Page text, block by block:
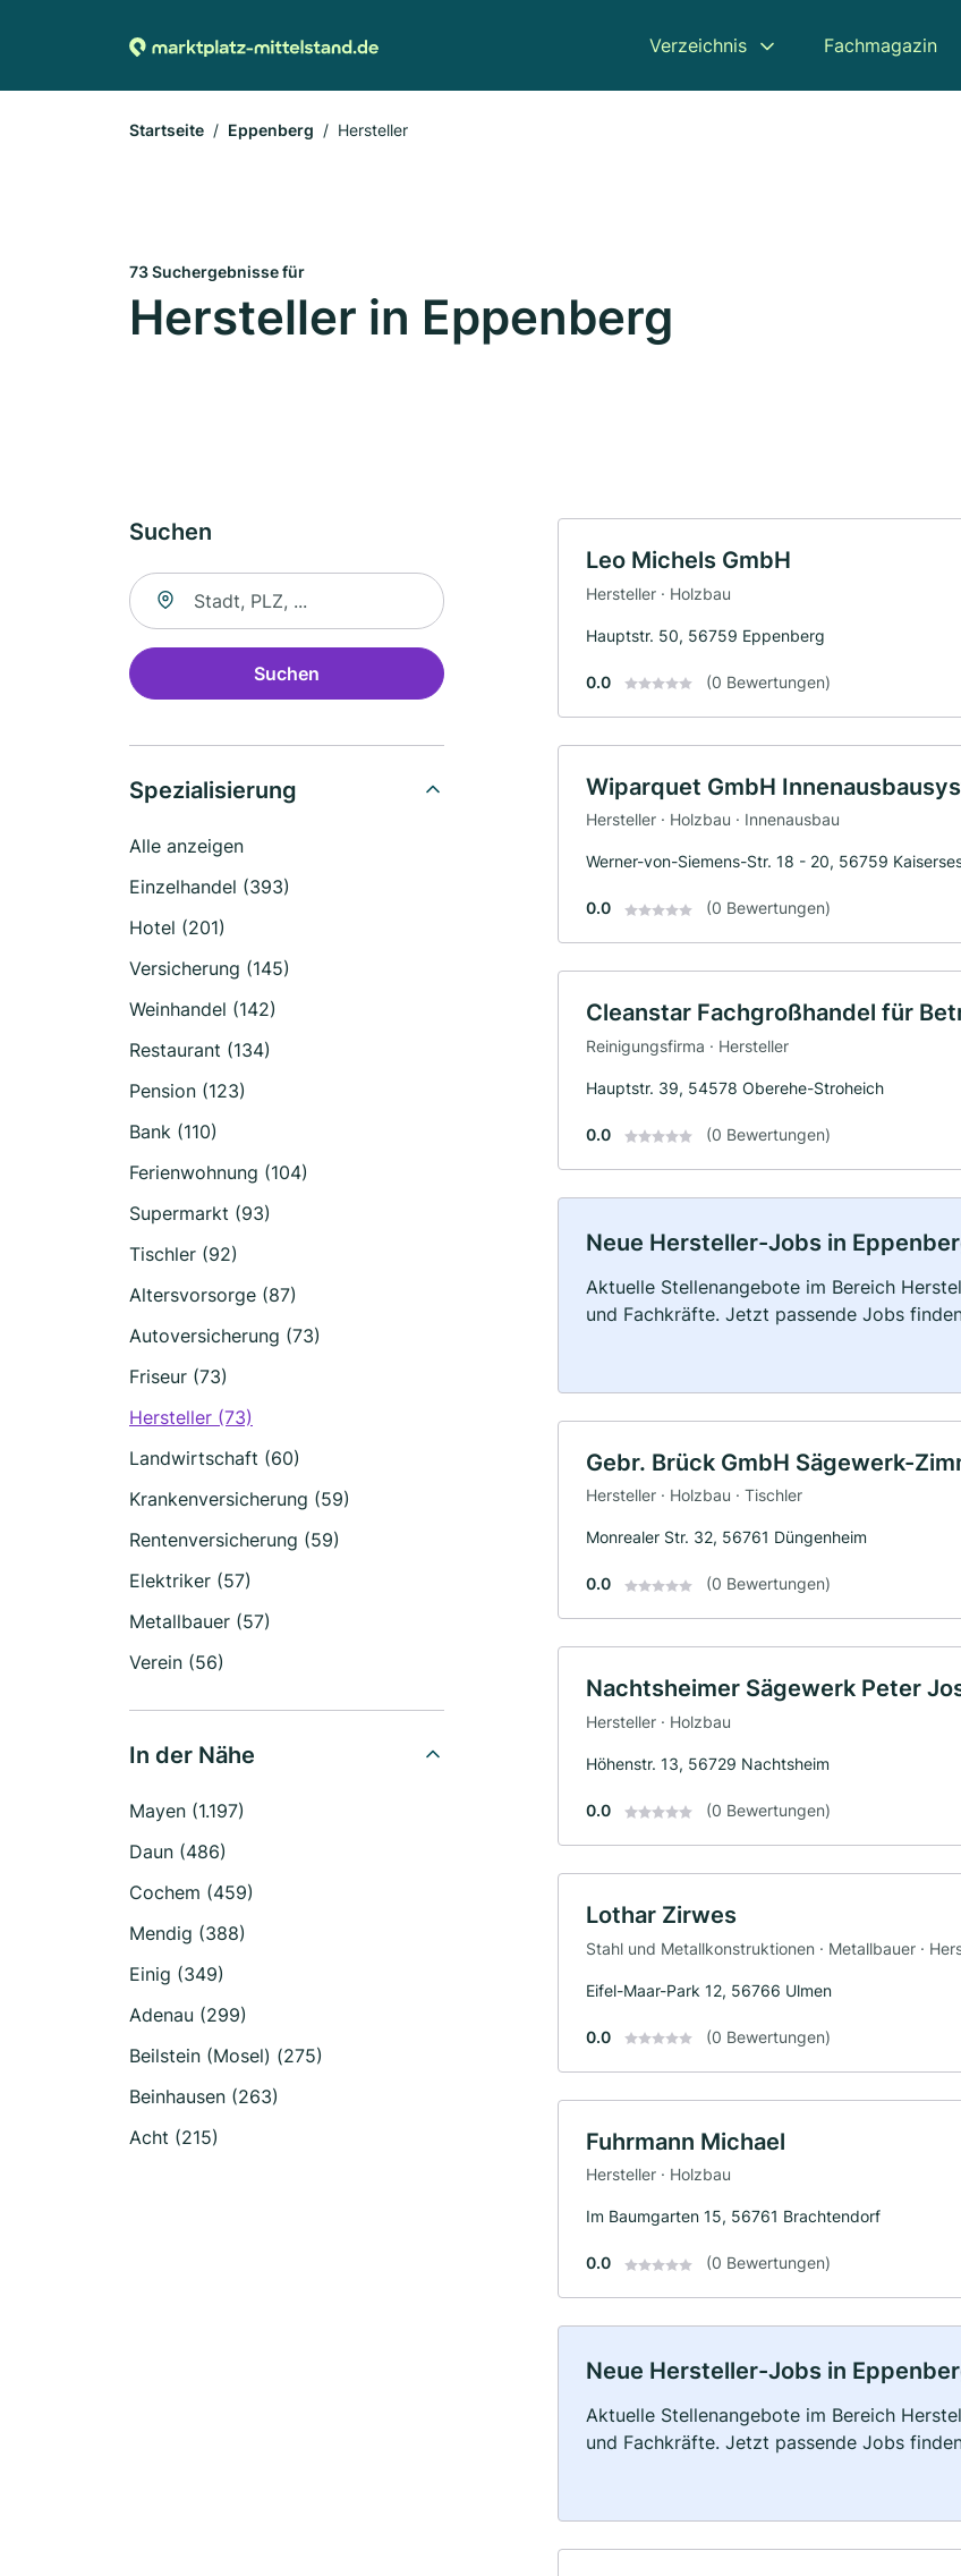
Verzeichnis Fachmagazin
Startseite Eppenberg Hersteller
73 Suchergebnisse für
Hersteller in Eppenberg
Suchen
Suche nach Ort
Suchen
Spezialisierung
Alle anzeigen
Einzelhandel (393)
Hotel (201)
Versicherung (145)
Weinhandel (142)
Restaurant (134)
Pension (123)
Bank (110)
Ferienwohnung (104)
Supermarkt (93)
Tischler (92)
Altersvorsorge (87)
Autoversicherung (73)
Friseur (73)
Hersteller (73)
Landwirtschaft (60)
Krankenversicherung (59)
Rentenversicherung (59)
Elektriker (57)
Metallbauer (57)
Verein (56)
In der Nähe
Mayen (1.197)
Daun (486)
Cochem (459)
Mendig (388)
Einig (349)
Adenau (299)
Beilstein (Mosel) (275)
Beinhausen (263)
Acht (215)
Leo Michels GmbH
Hersteller · Holzbau
Hauptstr. 50, 56759 Eppenberg
0.0 (0 Bewertungen)
Wiparquet GmbH
Hersteller · Holzbau · Innenausbau
Werner-von-Siemens-Str. 18 - 20, 56759
0.0 (0 Bewertungen)
Cleanstar Fachgroßhandel für
Reinigungsfirma · Hersteller
Hauptstr. 39, 54578 Oberehe-Stroheich
0.0 (0 Bewertungen)
Neue Hersteller-Jobs in
Aktuelle Stellenangebote im Bereich
und Fachkräfte. Jetzt passende Jobs
Gebr. Brück GmbH Sägewerk-
Hersteller · Holzbau · Tischler
Monrealer Str. 32, 56761 Düngenheim
0.0 (0 Bewertungen)
Nachtsheimer Sägewerk Peter
Hersteller · Holzbau
Höhenstr. 13, 56729 Nachtsheim
0.0 (0 Bewertungen)
Lothar Zirwes
Stahl und Metallkonstruktionen · Metallbauer ·
Eifel-Maar-Park 12, 56766 Ulmen
0.0 (0 Bewertungen)
Fuhrmann Michael
Hersteller · Holzbau
Im Baumgarten 15, 56761 Brachtendorf
0.0 (0 Bewertungen)
Neue Hersteller-Jobs in
Aktuelle Stellenangebote im Bereich
und Fachkräfte. Jetzt passende Jobs